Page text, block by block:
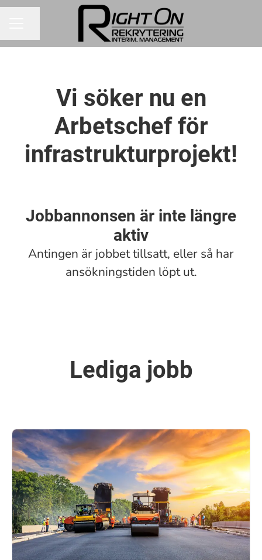
Vi söker nu en
Arbetschef för
infrastrukturprojekt!
Jobbannonsen är inte längre
aktiv
Antingen är jobbet tillsatt, eller så har
ansökningstiden löpt ut.
Lediga jobb